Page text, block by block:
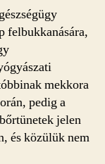
fertőzések
bejegyzéshez
felbukkanására,
mekkora
pedig a
jelen
és közülük nem